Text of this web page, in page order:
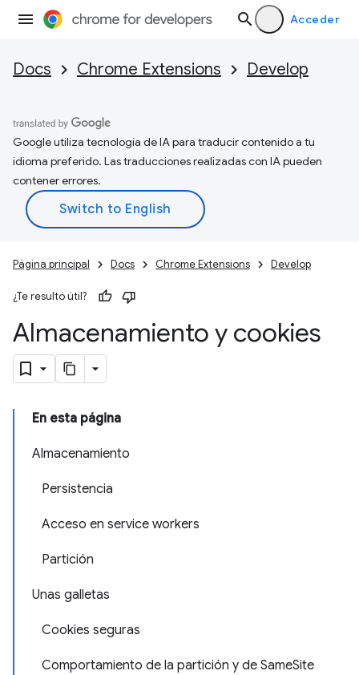
Acceder
Docs Chrome Extensions Develop
Google utiliza tecnología de IA para traducir contenido a tu
idioma preferido. Las traducciones realizadas con IA pueden
contener errores.
Página principal Docs Chrome Extensions Develop
¿Te resultó útil?
Almacenamiento y cookies
En esta página
Almacenamiento
Persistencia
Acceso en service workers
Partición
Unas galletas
Cookies seguras
Comportamiento de la partición y de SameSite